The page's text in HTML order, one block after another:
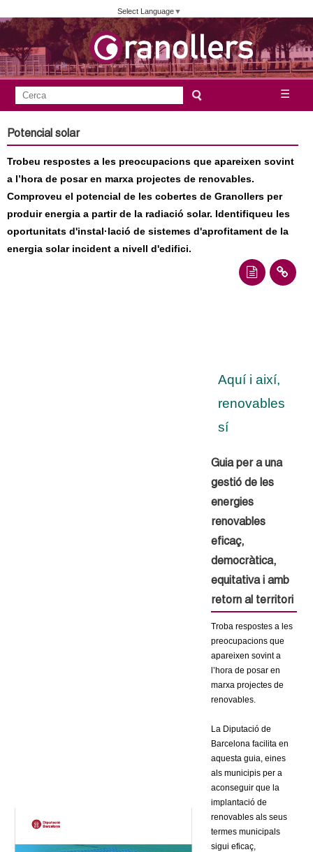
Vés
al
contingut
Select Language▼
u
n
☰
F
o
r
m
u
l
e
c
a
Potencial solar
Trobeu respostes a les preocupacions que apareixen sovint
a l’hora de posar en marxa projectes de renovables.
Comproveu el potencial de les cobertes de Granollers per
produir energia a partir de la radiació solar. Identifiqueu les
oportunitats d'instal·lació de sistemes d'aprofitament de la
energia solar incident a nivell d'edifici.
Aquí i així,
renovables
sí
Guia per a una
gestió de les
energies
renovables
eficaç,
democràtica,
equitativa i amb
retorn al territori
Troba respostes a les
preocupacions que
apareixen sovint a
l’hora de posar en
marxa projectes de
renovables.
La Diputació de
Barcelona facilita en
aquesta guia, eines
als municipis per a
aconseguir que la
implantació de
renovables als seus
termes municipals
sigui eficaç,